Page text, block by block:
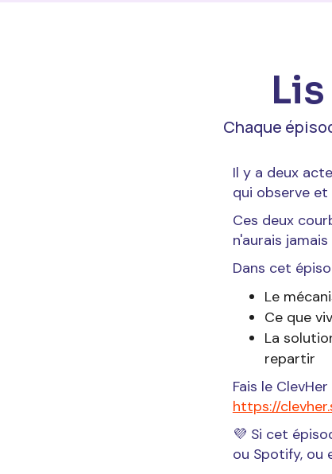
Chaque
Il y a deux
qui observe
Ces deux
n'aurais
Dans cet
Le
Ce que
La
repartir
Fais le
https://
💜 Si cet
ou Spotify, ou